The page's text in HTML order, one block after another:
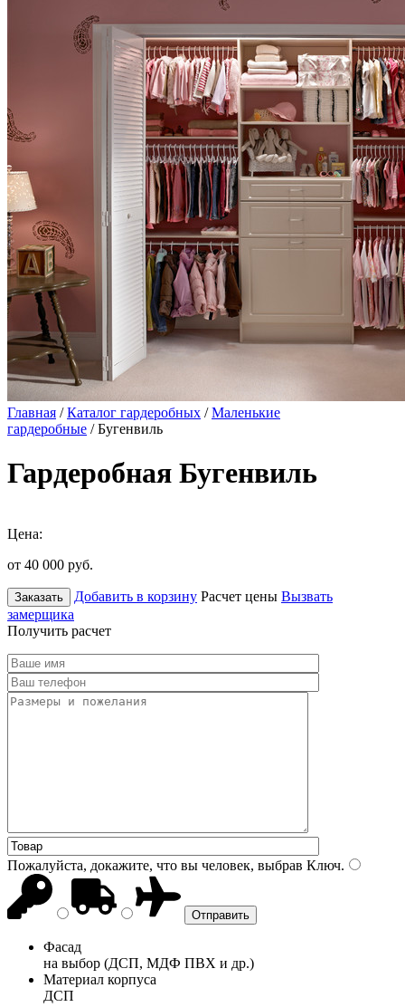
Главная /Каталог гардеробных /Маленькие
гардеробные / Бугенвиль
Гардеробная Бугенвиль
Цена:
от 40 000 руб.
Заказать Добавить в корзину Расчет цены Вызвать
замерщика
Получить расчет
Пожалуйста, докажите, что вы человек, выбрав Ключ.
Фасад
на выбор (ДСП, МДФ ПВХ и др.)
Материал корпуса
ДСП